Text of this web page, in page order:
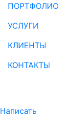
ПОРТФОЛИО
УСЛУГИ
КЛИЕНТЫ
КОНТАКТЫ
Написать